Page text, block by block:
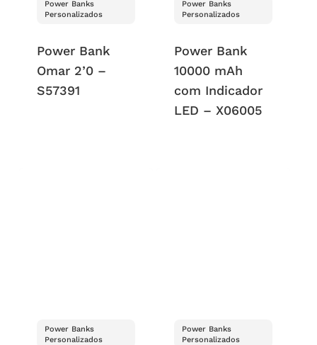
Power Banks
Personalizados
Power Bank
Omar 2’0 –
S57391
Power Banks
Personalizados
Power Bank
10000 mAh
com Indicador
LED – X06005
Power Banks
Personalizados
Power Banks
Personalizados